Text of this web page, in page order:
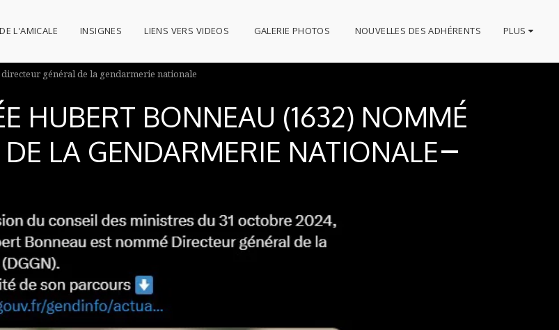
L'AMICALE INSIGNES LIENS VERS VIDEOS GALERIE PHOTOS NOUVELLES DES ADHÉRENTS PLUS
général de la gendarmerie nationale
HUBERT BONNEAU (1632) NOMMÉ
LA GENDARMERIE NATIONALE